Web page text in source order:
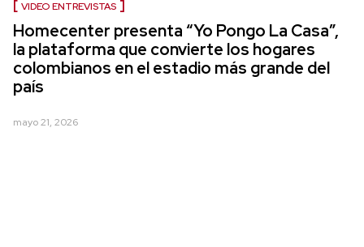
VIDEO ENTREVISTAS
Homecenter presenta “Yo Pongo La Casa”,
la plataforma que convierte los hogares
colombianos en el estadio más grande del
país
mayo 21, 2026